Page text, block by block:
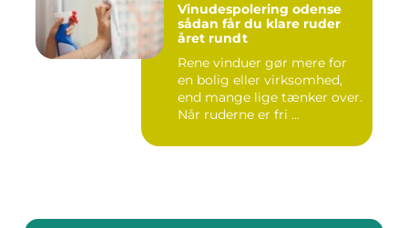
Vinudespolering odense
sådan får du klare ruder
året rundt
Rene vinduer gør mere for
en bolig eller virksomhed,
end mange lige tænker over.
Når ruderne er fri ...